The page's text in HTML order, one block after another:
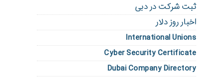
ثبت شرکت در دبی
اخبار روز دلار
International Unions
Cyber Security Certificate
Dubai Company Directory